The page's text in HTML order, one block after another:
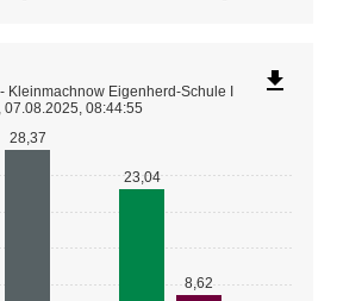
28,37
23,04
8,62
Kleinmachnow Eigenherd-Schule I
08:44:55
file_download